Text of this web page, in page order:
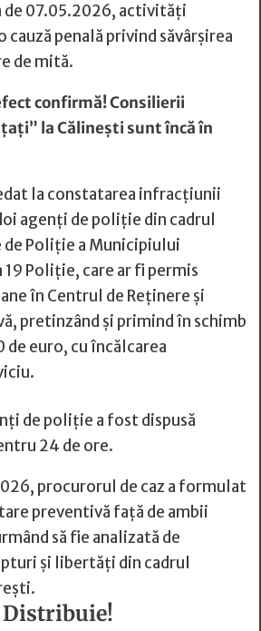
de 07.05.2026, activități
penală privind săvârșirea
de mită.
confirmă! Consilierii
la Călineşti sunt încă în
la constatarea infracțiunii
agenți de poliție din cadrul
Poliție a Municipiului
Poliție, care ar fi permis
în Centrul de Reținere și
pretinzând și primind în schimb
de euro, cu încălcarea
de poliție a fost dispusă
24 de ore.
procurorul de caz a formulat
preventivă față de ambii
să fie analizată de
și libertăți din cadrul
Distribuie!